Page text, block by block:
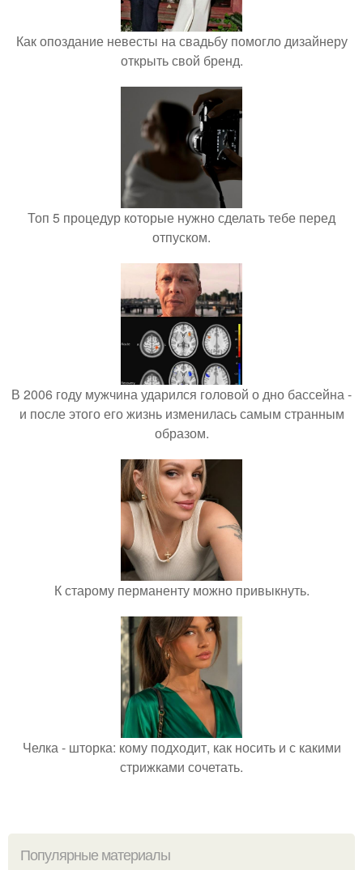
Как опоздание невесты на свадьбу помогло дизайнеру
открыть свой бренд.
Топ 5 процедур которые нужно сделать тебе перед
отпуском.
В 2006 году мужчина ударился головой о дно бассейна -
и после этого его жизнь изменилась самым странным
образом.
К старому перманенту можно привыкнуть.
Челка - шторка: кому подходит, как носить и с какими
стрижками сочетать.
Популярные материалы